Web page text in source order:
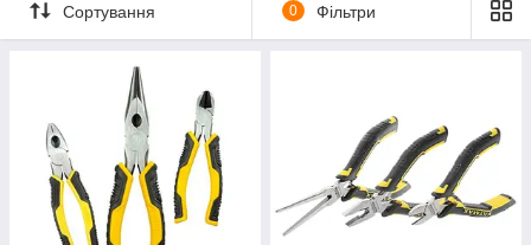
Сортування 0 Фільтри